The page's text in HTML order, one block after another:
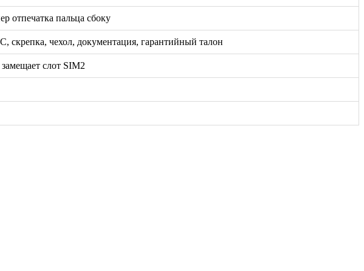
отпечатка пальца сбоку
скрепка, чехол, документация, гарантийный талон
слот SIM2